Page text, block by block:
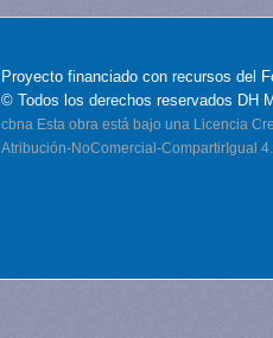
Proyecto financiado con recursos del
© Todos los derechos reservados DH
cbna Esta obra está bajo una Licencia
Atribución-NoComercial-CompartirIgual